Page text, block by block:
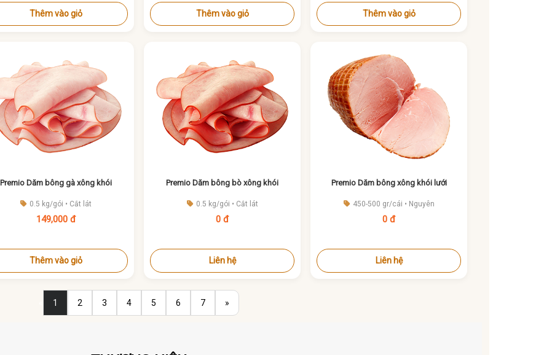
Thêm vào giỏ Thêm vào giỏ Thêm vào giỏ
Premio Dăm bông gà xông khói
0.5 kg/gói • Cắt lát
149,000 đ
Thêm vào giỏ
Premio Dăm bông bò xông khói
0.5 kg/gói • Cắt lát
0 đ
Liên hệ
Premio Dăm bông xông khói lưới
450-500 gr/cái • Nguyên
0 đ
Liên hệ
1 2 3 4 5 6 7 »